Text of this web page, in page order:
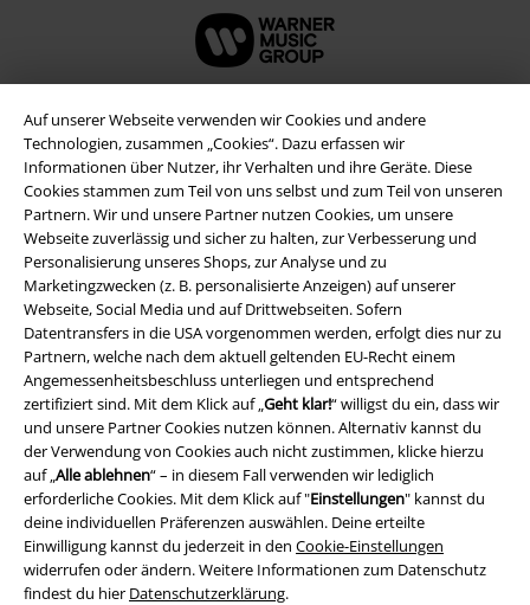
Auf unserer Webseite verwenden wir Cookies und andere
Technologien, zusammen „Cookies“. Dazu erfassen wir
Informationen über Nutzer, ihr Verhalten und ihre Geräte. Diese
Cookies stammen zum Teil von uns selbst und zum Teil von unseren
Partnern. Wir und unsere Partner nutzen Cookies, um unsere
Webseite zuverlässig und sicher zu halten, zur Verbesserung und
Personalisierung unseres Shops, zur Analyse und zu
Marketingzwecken (z. B. personalisierte Anzeigen) auf unserer
Webseite, Social Media und auf Drittwebseiten. Sofern
Datentransfers in die USA vorgenommen werden, erfolgt dies nur zu
Partnern, welche nach dem aktuell geltenden EU-Recht einem
Angemessenheitsbeschluss unterliegen und entsprechend
zertifiziert sind. Mit dem Klick auf „ Geht klar!“ willigst du ein, dass wir
und unsere Partner Cookies nutzen können. Alternativ kannst du
der Verwendung von Cookies auch nicht zustimmen, klicke hierzu
auf „ Alle ablehnen“ – in diesem Fall verwenden wir lediglich
erforderliche Cookies. Mit dem Klick auf "Einstellungen" kannst du
deine individuellen Präferenzen auswählen. Deine erteilte
Einwilligung kannst du jederzeit in den Cookie-Einstellungen
widerrufen oder ändern. Weitere Informationen zum Datenschutz
findest du hier Datenschutzerklärung.
Rechtliches
AGB
Impressum
Datenschutz
Entsorgung und Umweltschutz
Konformitätserklärung